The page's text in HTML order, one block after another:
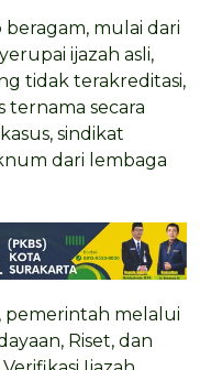
mulai dari
ijazah asli,
tidak terakreditasi,
secara
sindikat
dari lembaga
pemerintah melalui
Riset, dan